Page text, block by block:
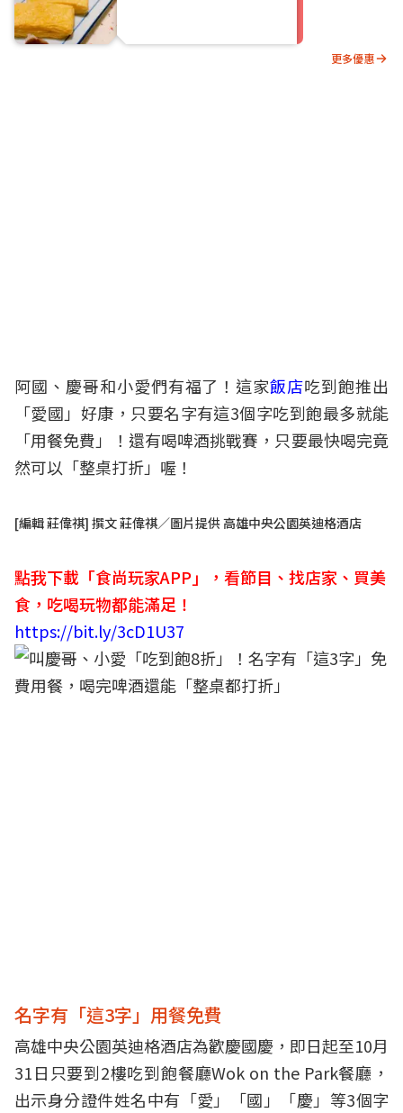
更多優惠
阿國、慶哥和小愛們有福了！這家飯店吃到飽推出
「愛國」好康，只要名字有這3個字吃到飽最多就能
「用餐免費」！還有喝啤酒挑戰賽，只要最快喝完竟
然可以「整桌打折」喔！
[編輯 莊偉祺] 撰文 莊偉祺／圖片提供 高雄中央公園英迪格酒店
點我下載「食尚玩家APP」，看節目、找店家、買美
食，吃喝玩物都能滿足！
https://bit.ly/3cD1U37
名字有「這3字」用餐免費
高雄中央公園英迪格酒店為歡慶國慶，即日起至10月
31日只要到2樓吃到飽餐廳Wok on the Park餐廳，
出示身分證件姓名中有「愛」「國」「慶」等3個字